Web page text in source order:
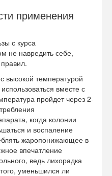
применения
с курса
не навредить себе,
высокой температурой
вместе с
пройдет через 2-
когда колонии
и воспаление
жаропонижающее в
впечатление
ведь лихорадка
уменьшился ли